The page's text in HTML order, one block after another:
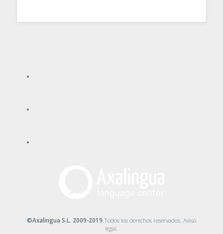
©Axalingua S.L. 2009-2019 .Todos los derechos reservados. Aviso
legal